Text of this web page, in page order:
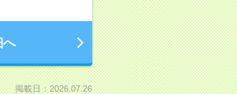
へ
掲載日：2026.07.26